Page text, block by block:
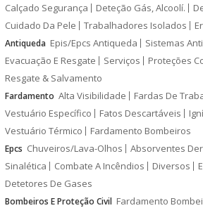
Calçado Segurança
Deteção Gás, Alcoolí.
Cuidado Da Pele
Trabalhadores Isolados
Antiqueda Epis/Epcs Antiqueda
Sistemas
Evacuação E Resgate
Serviços
Proteções
Resgate & Salvamento
Fardamento Alta Visibilidade Fardas De
Vestuário Específico
Fatos Descartáveis
Vestuário Térmico
Fardamento Bombeiros
Epcs Chuveiros/Lava-Olhos Absorventes
Sinalética
Combate A Incêndios Diversos
Detetores De Gases
Bombeiros E Proteção Civil Fardamento